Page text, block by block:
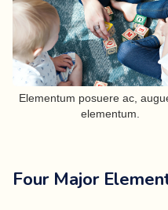
Elementum posuere ac,
elementum.
Four Major